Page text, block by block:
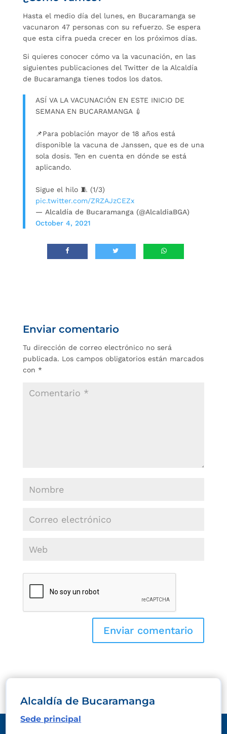
Hasta el medio día del lunes, en Bucaramanga se
vacunaron 47 personas con su refuerzo. Se espera
que esta cifra pueda crecer en los próximos días.
Si quieres conocer cómo va la vacunación, en las
siguientes publicaciones del Twitter de la Alcaldía
de Bucaramanga tienes todos los datos.
ASÍ VA LA VACUNACIÓN EN ESTE INICIO DE
SEMANA EN BUCARAMANGA 💉
📌Para población mayor de 18 años está
disponible la vacuna de Janssen, que es de una
sola dosis. Ten en cuenta en dónde se está
aplicando.
Sigue el hilo 🧵 (1/3)
pic.twitter.com/ZRZAJzCEZx
— Alcaldía de Bucaramanga (@AlcaldiaBGA)
October 4, 2021
Enviar comentario
Tu dirección de correo electrónico no será
publicada. Los campos obligatorios están marcados
con *
Alcaldía de Bucaramanga
Sede principal